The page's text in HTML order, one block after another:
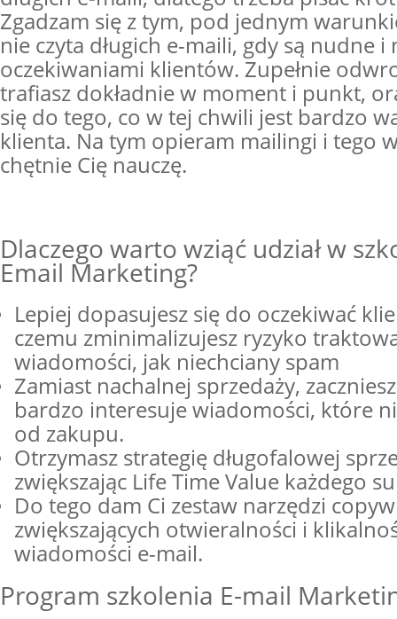
Zgadzam się z tym, pod jednym
nie czyta długich e-maili, gdy są nudne i
oczekiwaniami klientów. Zupełnie
trafiasz dokładnie w moment i punkt,
się do tego, co w tej chwili jest bardzo
klienta. Na tym opieram mailingi i tego
chętnie Cię nauczę.
Dlaczego warto wziąć udział w
Email Marketing?
Lepiej dopasujesz się do oczekiwać
czemu zminimalizujesz ryzyko
wiadomości, jak niechciany spam
Zamiast nachalnej sprzedaży,
bardzo interesuje wiadomości, które
od zakupu.
Otrzymasz strategię długofalowej
zwiększając Life Time Value każdego
Do tego dam Ci zestaw narzędzi
zwiększających otwieralności i
wiadomości e-mail.
Program szkolenia E-mail